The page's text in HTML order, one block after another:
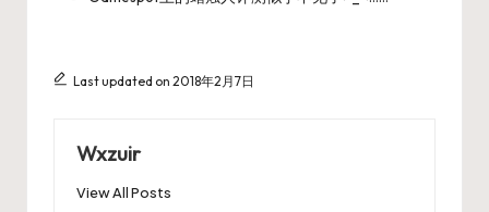
Last updated on 2018年2月7日
Wxzuir
View All Posts